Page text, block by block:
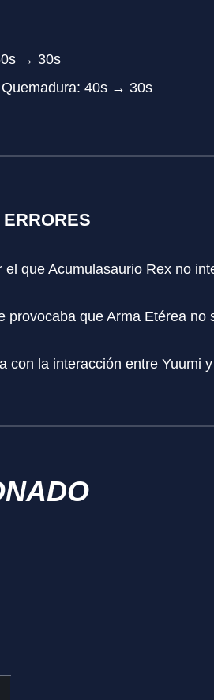
→ 30s
40s → 30s
el que Acumulasaurio Rex no
provocaba que Arma Etérea no
con la interacción entre Yuumi